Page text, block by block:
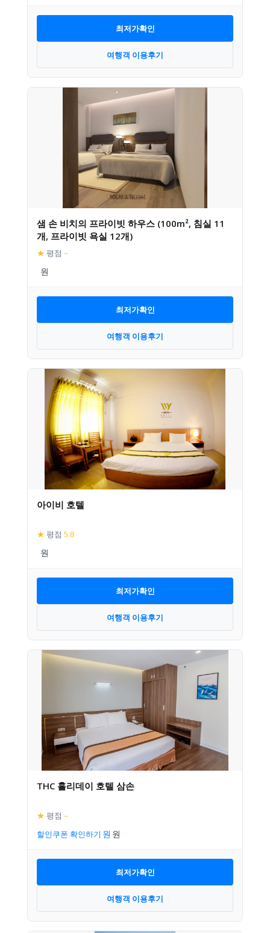
최저가확인
여행객 이용후기
샘 손 비치의 프라이빗 하우스 (100m², 침실 11
개, 프라이빗 욕실 12개)
★ 평점 –
최저가확인
여행객 이용후기
아이비 호텔
★ 평점 5.8
최저가확인
여행객 이용후기
THC 홀리데이 호텔 삼손
★ 평점 –
할인쿠폰 확인하기
최저가확인
여행객 이용후기